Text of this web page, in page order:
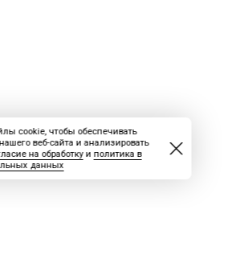
cookie, чтобы обеспечивать
веб-сайта и анализировать
на обработкуи политика в
данных